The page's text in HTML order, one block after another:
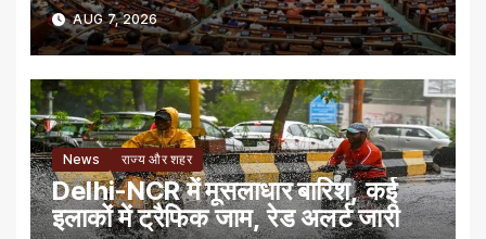
AUG 7, 2026
News राज्य और शहर
Delhi-NCR में मूसलाधार बारिश, कई
इलाकों में ट्रैफिक जाम, रेड अलर्ट जारी